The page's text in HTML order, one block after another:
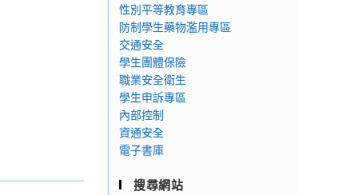
性別平等教育專區
防制學生藥物濫用專區
交通安全
學生團體保險
職業安全衛生
學生申訴專區
內部控制
資通安全
電子書庫
搜尋網站